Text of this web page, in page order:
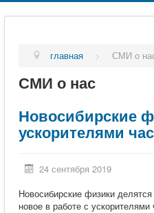
главная > СМИ о
СМИ о нас
Новосибирские
ускорителями
24 сентября 2019
Новосибирские физики
новое в работе с